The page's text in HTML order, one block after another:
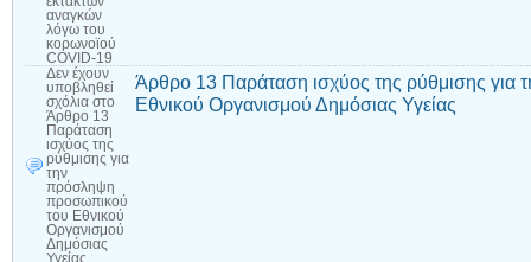
αναγκών
λόγω του
κορωνοϊού
COVID-19
Δεν έχουν
υποβληθεί
σχόλια στο
Άρθρο 13
Παράταση
ισχύος της
ρύθμισης για
την
πρόσληψη
προσωπικού
του Εθνικού
Οργανισμού
Δημόσιας
Υγείας
Άρθρο 13 Παράταση ισχύος της ρύθμισης
Εθνικού Οργανισμού Δημόσιας Υγείας